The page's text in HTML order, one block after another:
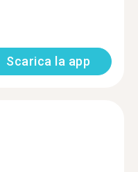
Scarica la app